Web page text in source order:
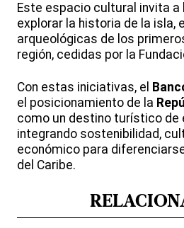
Este espacio cultural invita
explorar la historia de la isla,
arqueológicas de los
región, cedidas por la
Con estas iniciativas, el
el posicionamiento de la
como un destino turístico de
integrando sostenibilidad,
económico para
del Caribe.